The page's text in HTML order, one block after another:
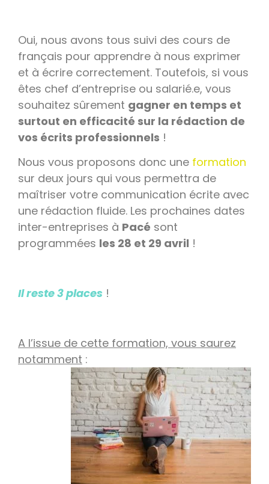
Oui, nous avons tous suivi des cours de
français pour apprendre à nous exprimer
et à écrire correctement. Toutefois, si vous
êtes chef d’entreprise ou salarié.e, vous
souhaitez sûrement gagner en temps et
surtout en efficacité sur la rédaction de
vos écrits professionnels !
Nous vous proposons donc une formation
sur deux jours qui vous permettra de
maîtriser votre communication écrite avec
une rédaction fluide. Les prochaines dates
inter-entreprises à Pacé sont
programmées les 28 et 29 avril !
Il reste 3 places !
A l’issue de cette formation, vous saurez
notamment :